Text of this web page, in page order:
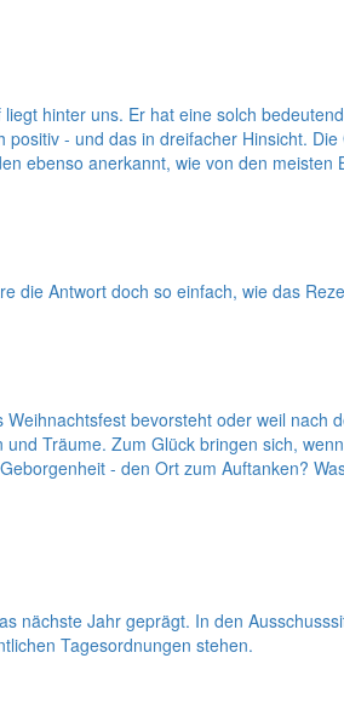
hinter uns. Er hat eine solch
- und das in dreifacher Hinsicht.
ebenso anerkannt, wie von den meisten
Antwort doch so einfach, wie das
bevorsteht oder weil nach
Träume. Zum Glück bringen sich,
- den Ort zum Auftanken?
nächste Jahr geprägt. In den
Tagesordnungen stehen.